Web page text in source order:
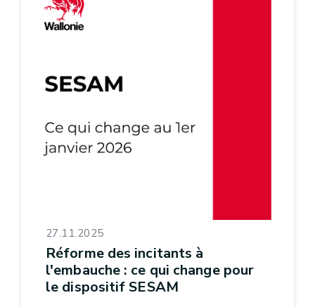
27.11.2025
Réforme des incitants à
l'embauche : ce qui change pour
le dispositif SESAM